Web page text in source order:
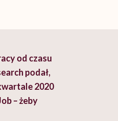
od czasu
podał,
2020
– żeby